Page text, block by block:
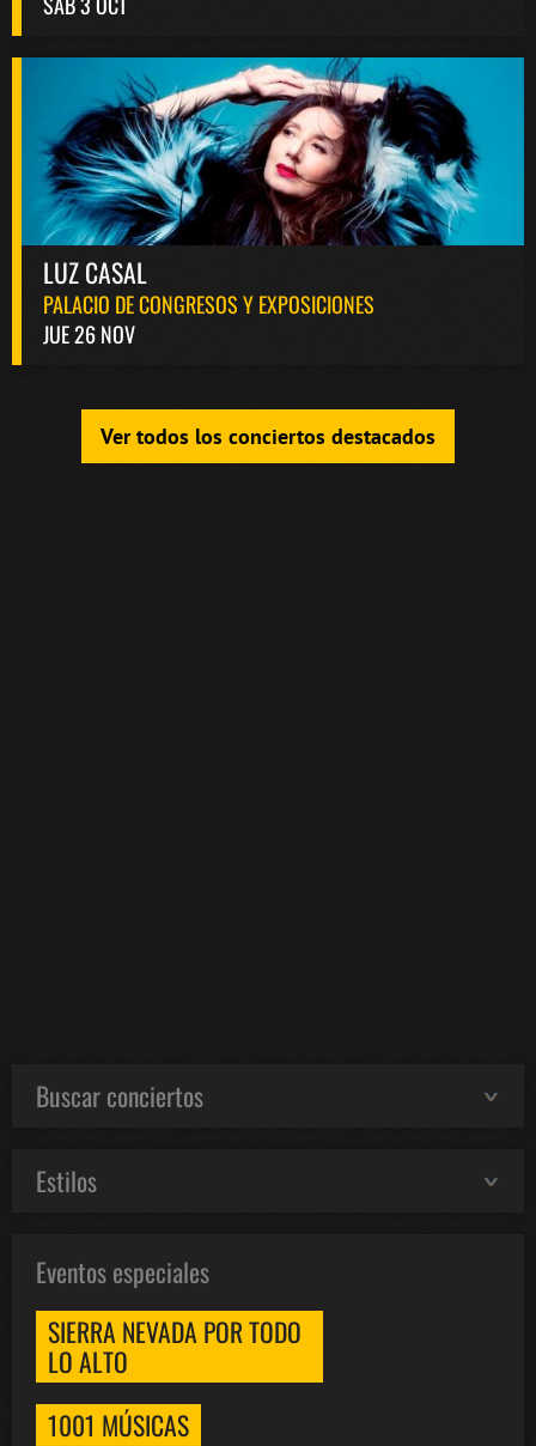
LUZ CASAL
PALACIO DE CONGRESOS Y EXPOSICIONES
JUE 26 NOV
Ver todos los conciertos destacados
Buscar conciertos
Estilos
Eventos especiales
SIERRA NEVADA POR TODO
LO ALTO
1001 MÚSICAS